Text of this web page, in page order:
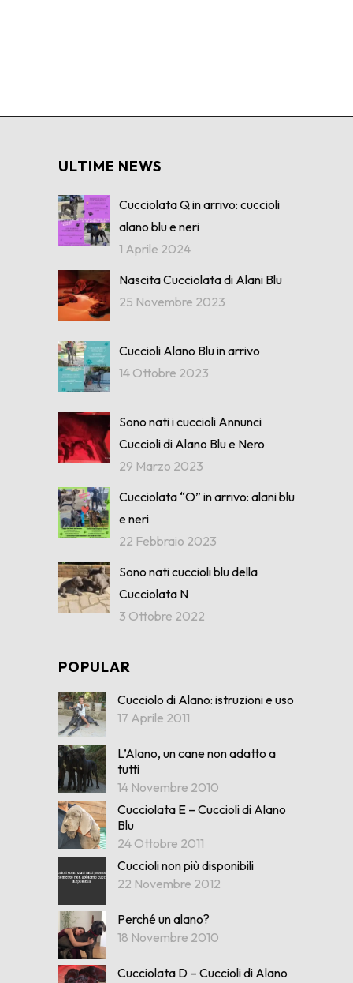
ULTIME NEWS
Cucciolata Q in arrivo: cuccioli
alano blu e neri
1 Aprile 2024
Nascita Cucciolata di Alani Blu
25 Novembre 2023
Cuccioli Alano Blu in arrivo
14 Ottobre 2023
Sono nati i cuccioli Annunci
Cuccioli di Alano Blu e Nero
29 Marzo 2023
Cucciolata “O” in arrivo: alani blu
e neri
22 Febbraio 2023
Sono nati cuccioli blu della
Cucciolata N
3 Ottobre 2022
POPULAR
Cucciolo di Alano: istruzioni e uso
17 Aprile 2011
L’Alano, un cane non adatto a
tutti
14 Novembre 2010
Cucciolata E – Cuccioli di Alano
Blu
24 Ottobre 2011
Cuccioli non più disponibili
22 Novembre 2012
Perché un alano?
18 Novembre 2010
Cucciolata D – Cuccioli di Alano